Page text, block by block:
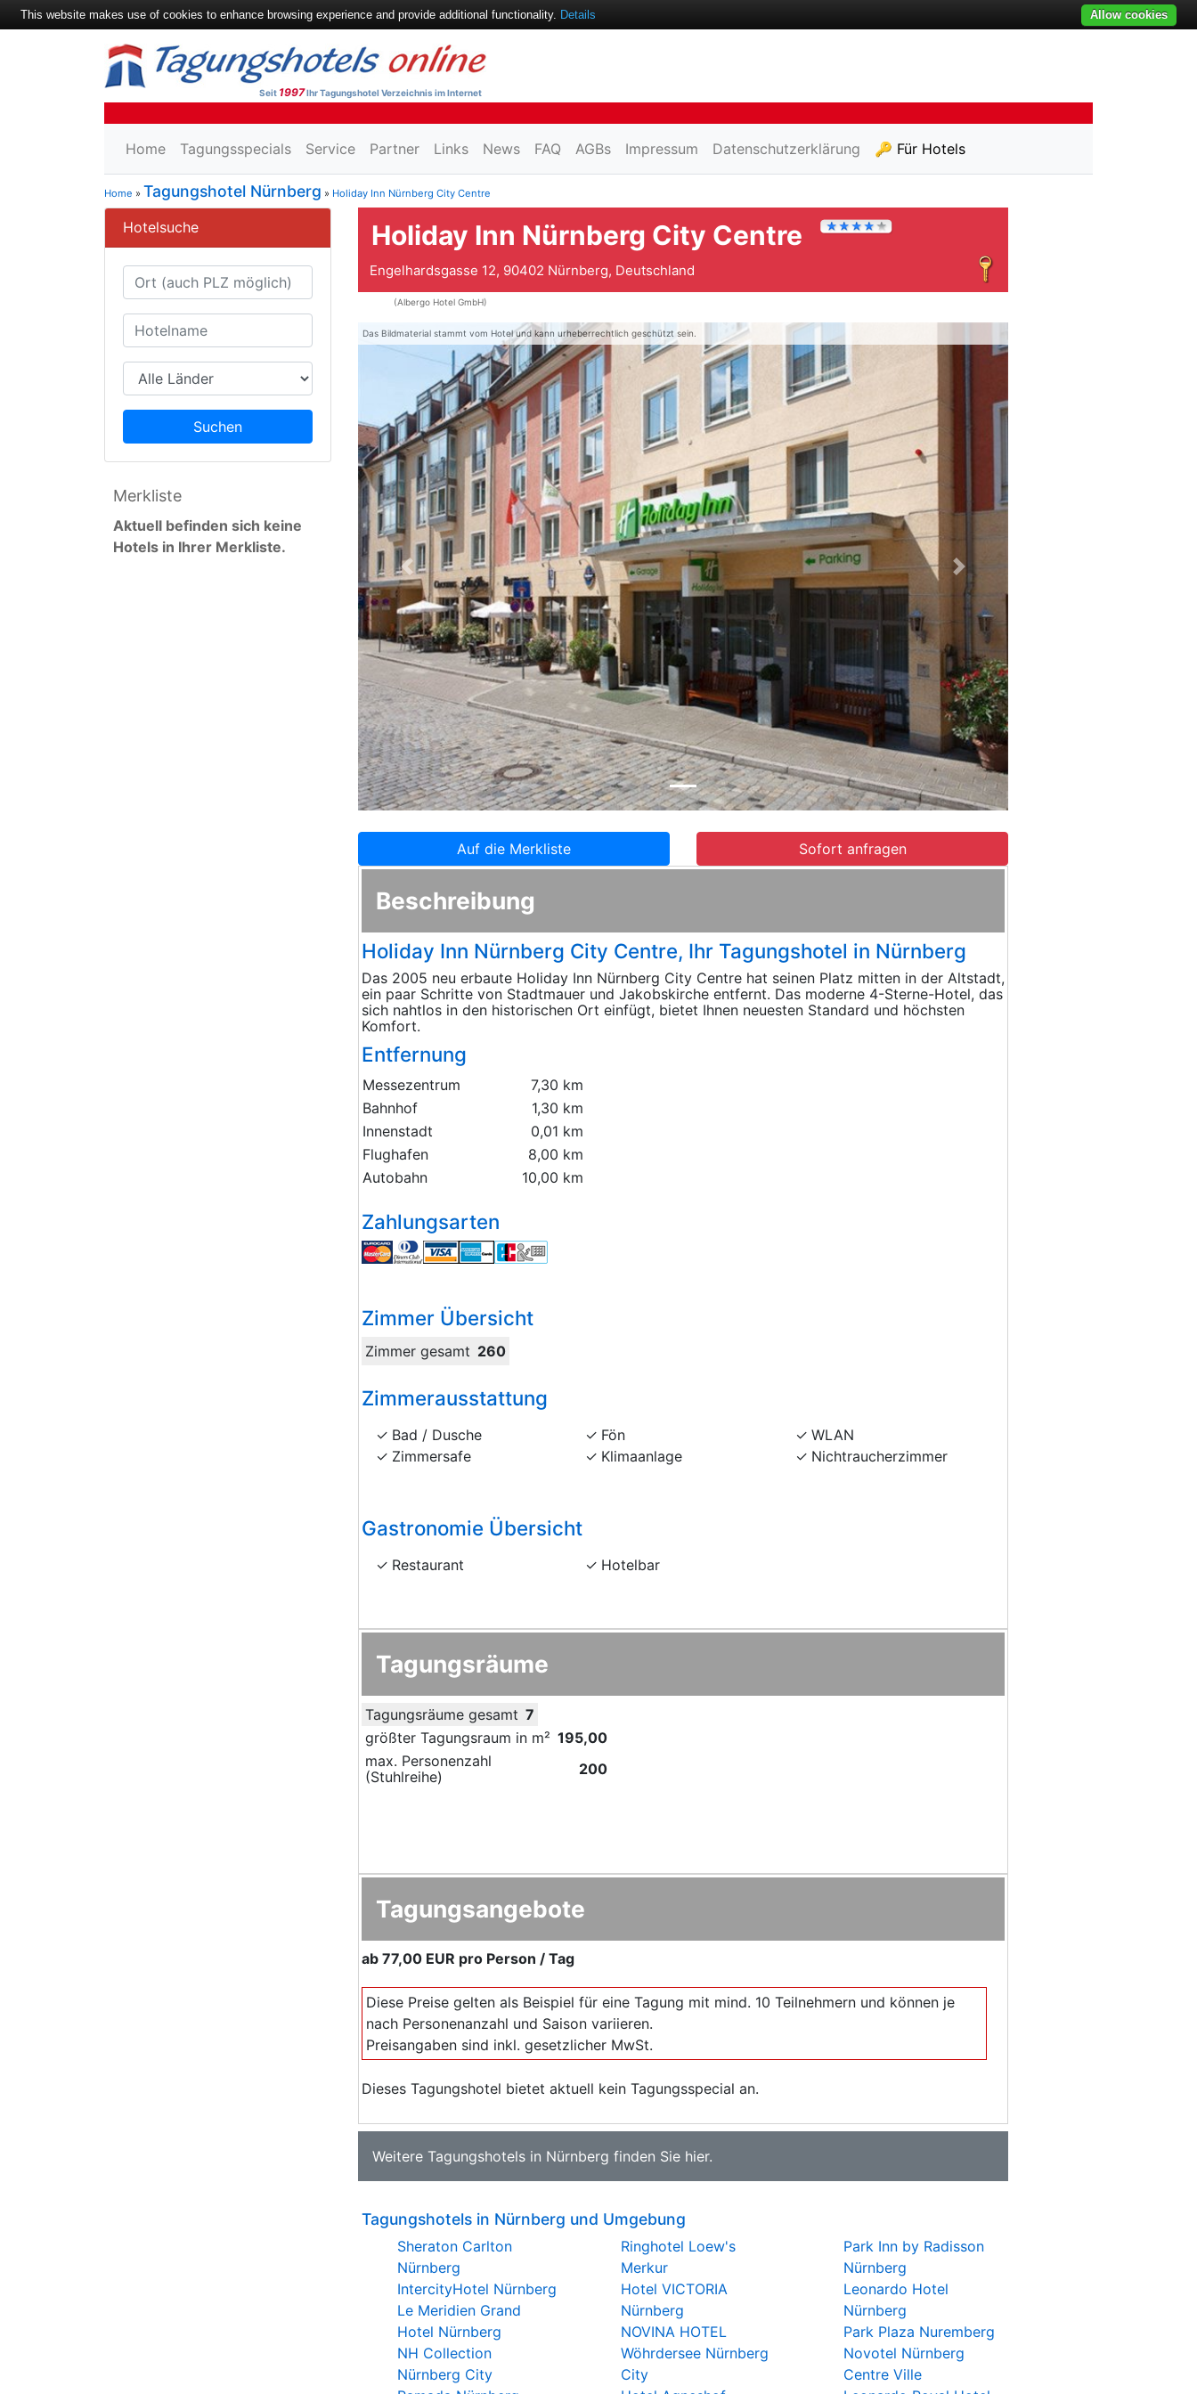
Seit 1997Ihr Tagungshotel Verzeichnis im Internet
Home Tagungsspecials Service Partner Links News FAQ AGBs Impressum Datenschutzerklärung 🔑 Für Hotels
Home » Tagungshotel Nürnberg » Holiday Inn Nürnberg City Centre
Hotelsuche
Suchen
Merkliste
Aktuell befinden sich keine
Hotels in Ihrer Merkliste.
Holiday Inn Nürnberg City Centre
Engelhardsgasse 12, 90402 Nürnberg, Deutschland
(Albergo Hotel GmbH)
Das Bildmaterial stammt vom Hotel und kann urheberrechtlich geschützt sein.
Zurück Weiter
Auf die Merkliste Sofort anfragen
Beschreibung
Holiday Inn Nürnberg City Centre, Ihr Tagungshotel in Nürnberg
Das 2005 neu erbaute Holiday Inn Nürnberg City Centre hat seinen Platz mitten in der Altstadt,
ein paar Schritte von Stadtmauer und Jakobskirche entfernt. Das moderne 4-Sterne-Hotel, das
sich nahtlos in den historischen Ort einfügt, bietet Ihnen neuesten Standard und höchsten
Komfort.
Entfernung
Messezentrum
7,30 km
Bahnhof
1,30 km
Innenstadt
0,01 km
Flughafen
8,00 km
Autobahn
10,00 km
Zahlungsarten
Zimmer Übersicht
Zimmer gesamt 260
Zimmerausstattung
Bad / Dusche
Zimmersafe
Fön
Klimaanlage
WLAN
Nichtraucherzimmer
Gastronomie Übersicht
Restaurant Hotelbar
Tagungsräume
Tagungsräume gesamt 7
größter Tagungsraum in m² 195,00
max. Personenzahl
(Stuhlreihe)
200
Tagungsangebote
ab 77,00 EUR pro Person / Tag
Diese Preise gelten als Beispiel für eine Tagung mit mind. 10 Teilnehmern und können je
nach Personenanzahl und Saison variieren.
Preisangaben sind inkl. gesetzlicher MwSt.
Dieses Tagungshotel bietet aktuell kein Tagungsspecial an.
Weitere Tagungshotels in Nürnberg finden Sie hier.
Tagungshotels in Nürnberg und Umgebung
Sheraton Carlton
Nürnberg
IntercityHotel Nürnberg
Le Meridien Grand
Hotel Nürnberg
NH Collection
Nürnberg City
Ringhotel Loew's
Merkur
Hotel VICTORIA
Nürnberg
NOVINA HOTEL
Wöhrdersee Nürnberg
City
Park Inn by Radisson
Nürnberg
Leonardo Hotel
Nürnberg
Park Plaza Nuremberg
Novotel Nürnberg
Centre Ville
This website makes use of cookies to enhance browsing experience and provide additional functionality. Details Allow cookies